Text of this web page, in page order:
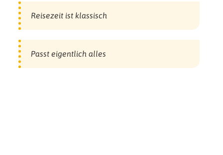
Reisezeit ist klassisch
Passt eigentlich alles